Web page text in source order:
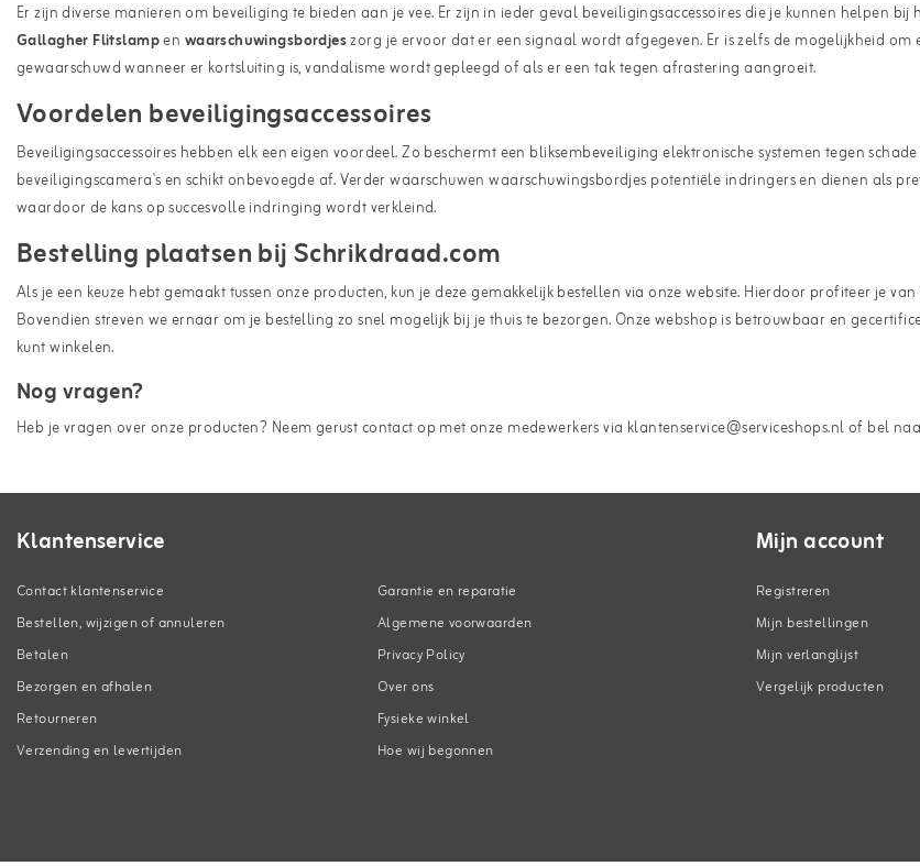
Er zijn diverse manieren om beveiliging te bieden aan je vee. Er zijn in ieder geval beveiligingsaccessoires die je kunnen helpen
Gallagher Flitslampen waarschuwingsbordjeszorg je ervoor dat er een signaal wordt afgegeven. Er is zelfs de mogelijkheid
gewaarschuwd wanneer er kortsluiting is, vandalisme wordt gepleegd of als er een tak tegen afrastering aangroeit.
Voordelen beveiligingsaccessoires
Beveiligingsaccessoires hebben elk een eigen voordeel. Zo beschermt een bliksembeveiliging elektronische systemen tegen
beveiligingscamera's en schikt onbevoegde af. Verder waarschuwen waarschuwingsbordjes potentiële indringers en dienen als
waardoor de kans op succesvolle indringing wordt verkleind.
Bestelling plaatsen bij Schrikdraad.com
Als je een keuze hebt gemaakt tussen onze producten, kun je deze gemakkelijk bestellen via onze website. Hierdoor profiteer je
Bovendien streven we ernaar om je bestelling zo snel mogelijk bij je thuis te bezorgen. Onze webshop is betrouwbaar en
kunt winkelen.
Nog vragen?
Heb je vragen over onze producten? Neem gerust contact op met onze medewerkers via klantenservice@serviceshops.nl of bel
Klantenservice
Contact klantenservice
Bestellen, wijzigen of annuleren
Betalen
Bezorgen en afhalen
Retourneren
Verzending en levertijden
Garantie en reparatie
Algemene voorwaarden
Privacy Policy
Over ons
Fysieke winkel
Hoe wij begonnen
Mijn account
Registreren
Mijn bestellingen
Mijn verlanglijst
Vergelijk producten